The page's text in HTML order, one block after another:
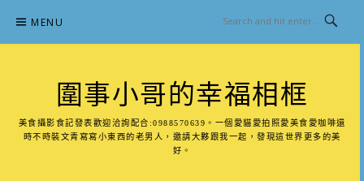
content
MENU
圍事小哥的幸福相框
美食攝影食記發表歡迎洽詢配合:0988570639。一個愛貓愛拍照愛美食愛咖啡還
時不時裝文青寫寫小東西的老男人，邀請大夥跟我一起，發現這世界更多的美
好。